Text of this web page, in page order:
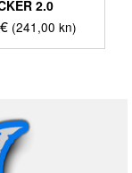
2.0
€ (241,00 kn)